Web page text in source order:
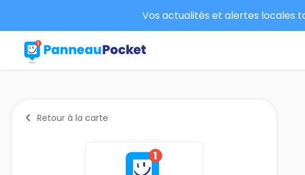
Vos actualités et alertes locales
Retour à la carte